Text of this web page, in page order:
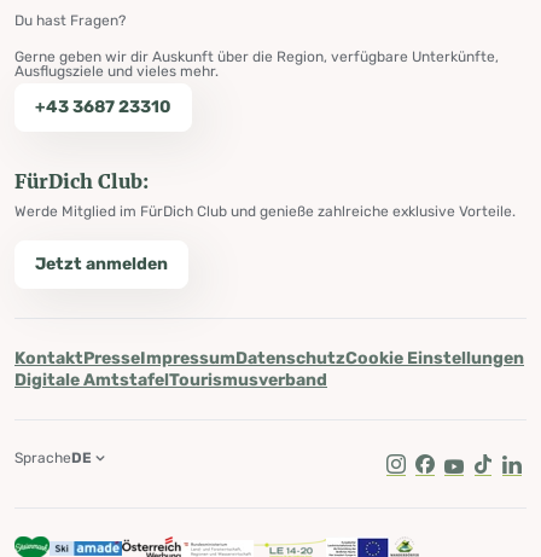
Du hast Fragen?
Gerne geben wir dir Auskunft über die Region, verfügbare Unterkünfte,
Ausflugsziele und vieles mehr.
+43 3687 23310
FürDich Club:
Werde Mitglied im FürDich Club und genieße zahlreiche exklusive Vorteile.
Jetzt anmelden
KontaktPresseImpressumDatenschutzCookie Einstellungen
Digitale AmtstafelTourismusverband
Instagram
Facebook
Youtube
Tik Tok
SpracheDE